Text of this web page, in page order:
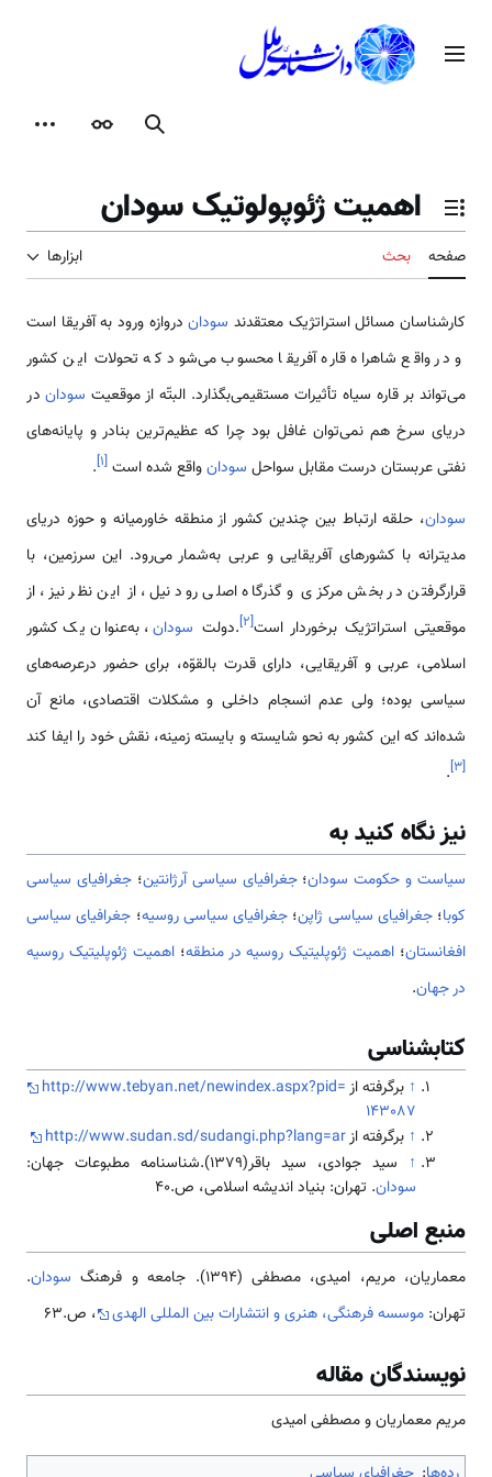
محتوامنوی اصلی
جستجوظاهر
تغییر وضعیت فهرست محتویات
اهمیت ژئوپولوتیک سودان
صفحه بحث ابزارها
کارشناسان مسائل استراتژیک معتقدند سوداندروازه ورود به آفریقا است
و در واقع شاهراه قاره آفریقا محسوب می‌شود که تحولات‌ این کشور
می‌تواند بر قاره سیاه تأثیرات مستقیمی‌بگذارد. البتّه از موقعیت سودان در
دریای سرخ هم نمی‌توان غافل بود چرا که عظیم‌ترین بنادر و پایانه‌های
نفتی عربستان درست مقابل سواحل سودانواقع شده است [۱]
.
سودان، حلقه ارتباط بین چندین کشور از منطقه خاورمیانه و حوزه دریای
مدیترانه با کشورهای آفریقایی و عربی به‌شمار می‌رود. این سرزمین، با
قرارگرفتن در بخش مرکزی و گذرگاه اصلی رود نیل، از‌ این نظر نیز، از
موقعیتی استراتژیک برخوردار است[۲].دولت سودان، به‌عنوان یک کشور
اسلامی، عربی و آفریقایی، دارای قدرت بالقوّه، برای حضور درعرصه‌های
سیاسی بوده؛ ولی عدم انسجام داخلی و مشکلات اقتصادی، مانع آن
شده‌اند که‌ این کشور به نحو شایسته و بایسته زمینه، نقش خود را‌ ایفا کند
[۳]
.
نیز نگاه کنید به
سیاست و حکومت سودان؛جغرافیای سیاسی آرژانتین؛جغرافیای سیاسی
کوبا؛جغرافیای سیاسی ژاپن؛ جغرافیای سیاسی روسیه؛ جغرافیای سیاسی
افغانستان؛ اهمیت ژئوپلیتیک روسیه در منطقه؛اهمیت ژئوپلیتیک روسیه
در جهان.
کتابشناسی
↑ برگرفته ازhttp://www.tebyan.net/newindex.aspx?pid=
143087
↑ برگرفته ازhttp://www.sudan.sd/sudangi.php?lang=ar
↑ سید جوادی، سید باقر(1379).شناسنامه مطبوعات جهان:
سودان. تهران: بنیاد اندیشه اسلامی، ص.40
منبع اصلی
معماریان، مریم، امیدی، مصطفی (1394). جامعه و فرهنگ سودان.
تهران: موسسه فرهنگی، هنری و انتشارات بین المللی الهدی ، ص.63
نویسندگان مقاله
مریم معماریان و مصطفی امیدی